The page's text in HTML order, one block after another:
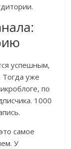
успешным,
Тогда уже
по
1000
самое
У